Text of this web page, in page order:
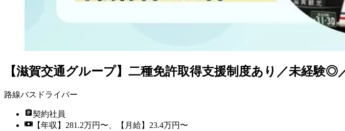
【滋賀交通グループ】二種免許取得支援制度あり／未経験
路線バスドライバー
契約社員
【年収】281.2万円〜、【月給】23.4万円〜